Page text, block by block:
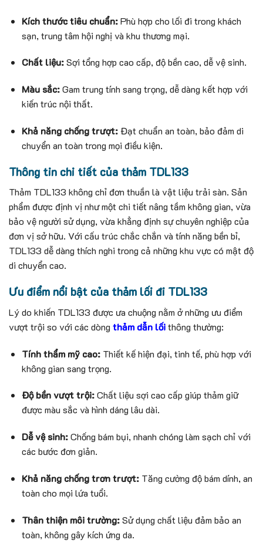
Kích thước tiêu chuẩn:Phù hợp cho lối đi trong khách
sạn, trung tâm hội nghị và khu thương mại.
Chất liệu:Sợi tổng hợp cao cấp, độ bền cao, dễ vệ sinh.
Màu sắc:Gam trung tính sang trọng, dễ dàng kết hợp với
kiến trúc nội thất.
Khả năng chống trượt: Đạt chuẩn an toàn, bảo đảm di
chuyển an toàn trong mọi điều kiện.
Thông tin chi tiết của thảm TDL133
Thảm TDL133 không chỉ đơn thuần là vật liệu trải sàn. Sản
phẩm được định vị như một chi tiết nâng tầm không gian, vừa
bảo vệ người sử dụng, vừa khẳng định sự chuyên nghiệp của
đơn vị sở hữu. Với cấu trúc chắc chắn và tính năng bền bỉ,
TDL133 dễ dàng thích nghi trong cả những khu vực có mật độ
di chuyển cao.
Ưu điểm nổi bật của thảm lối đi TDL133
Lý do khiến TDL133 được ưa chuộng nằm ở những ưu điểm
vượt trội so với các dòng thảm dẫn lốithông thường:
Tính thẩm mỹ cao: Thiết kế hiện đại, tinh tế, phù hợp với
không gian sang trọng.
Độ bền vượt trội:Chất liệu sợi cao cấp giúp thảm giữ
được màu sắc và hình dáng lâu dài.
Dễ vệ sinh:Chống bám bụi, nhanh chóng làm sạch chỉ với
các bước đơn giản.
Khả năng chống trơn trượt: Tăng cường độ bám dính, an
toàn cho mọi lứa tuổi.
Thân thiện môi trường:Sử dụng chất liệu đảm bảo an
toàn, không gây kích ứng da.